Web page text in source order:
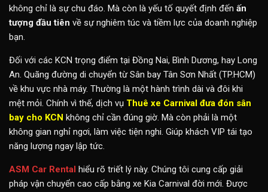
không chỉ là sự chu đáo. Mà còn là yếu tố quyết định đến ấn
tượng đầu tiên về sự nghiêm túc và tiềm lực của doanh nghiệp
bạn.
Đối với các KCN trọng điểm tại Đồng Nai, Bình Dương, hay Long
An. Quãng đường di chuyển từ Sân bay Tân Sơn Nhất (TP.HCM)
về khu vực nhà máy. Thường là một hành trình dài và đôi khi
mệt mỏi. Chính vì thế, dịch vụ Thuê xe Carnival đưa đón sân
bay cho KCN không chỉ cần đúng giờ. Mà còn phải là một
không gian nghỉ ngơi, làm việc tiện nghi. Giúp khách VIP tái tạo
năng lượng ngay lập tức.
ASM Car Rental hiểu rõ triết lý này. Chúng tôi cung cấp giải
pháp vận chuyển cao cấp bằng xe Kia Carnival đời mới. Được